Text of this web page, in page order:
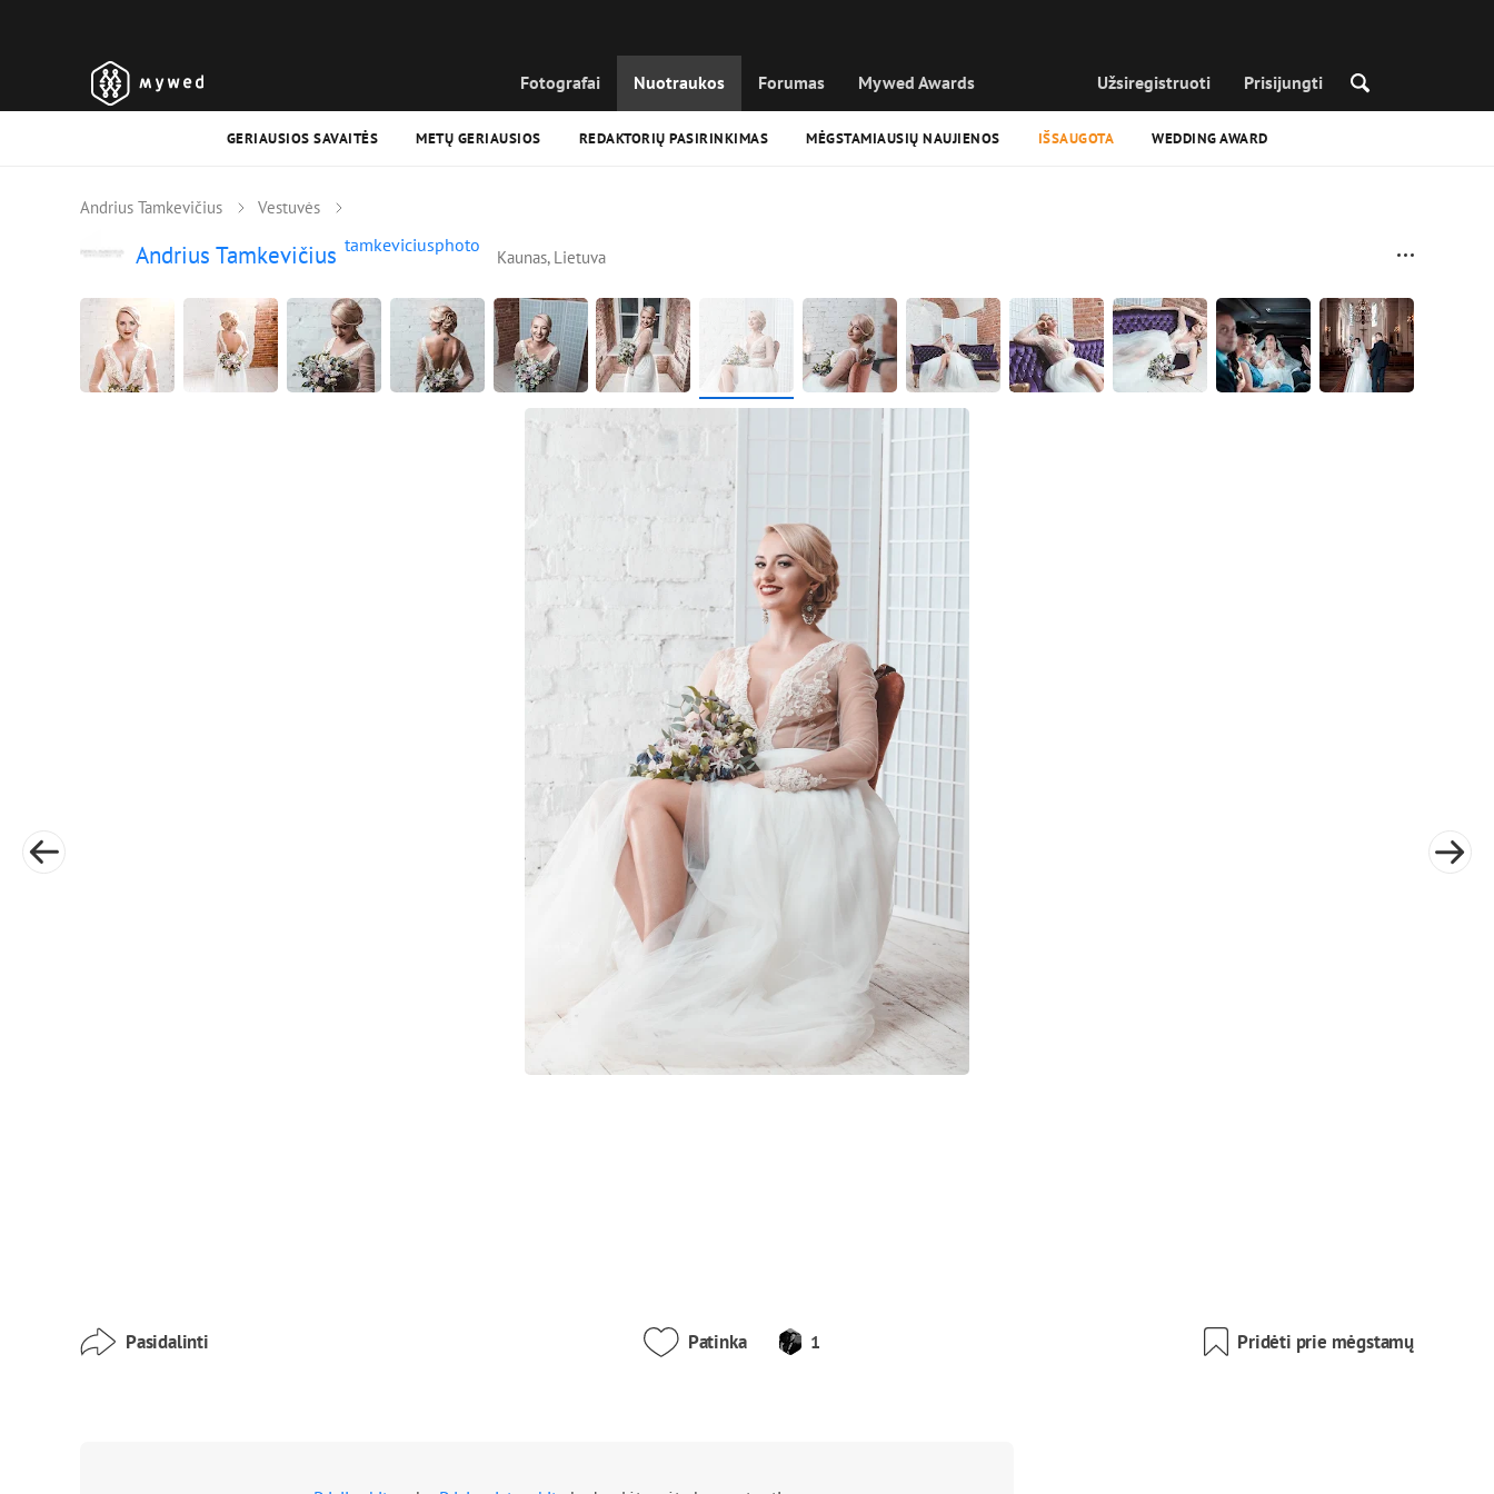
Fotografai Nuotraukos Forumas Mywed Awards Užsiregistruoti Prisijungti
GERIAUSIOS SAVAITĖS METŲ GERIAUSIOS REDAKTORIŲ PASIRINKIMAS MĖGSTAMIAUSIŲ NAUJIENOS IŠSAUGOTA WEDDING AWARD
Vestuvės
Andrius Tamkevičius
Andrius Tamkevičius tamkeviciusphoto
Kaunas, Lietuva
Pasidalinti Patinka 1 Pridėti prie mėgstamų